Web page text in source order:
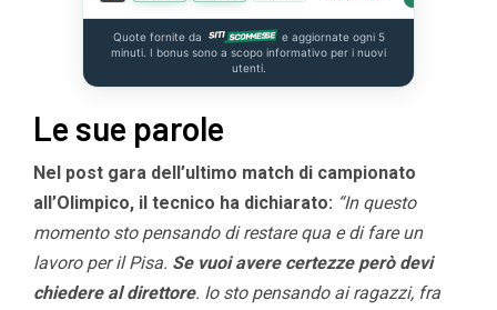
Quote fornite da
e aggiornate ogni 5
minuti. I bonus sono a scopo informativo per i nuovi
utenti.
Le sue parole
Nel post gara dell’ultimo match di campionato
all’Olimpico, il tecnico ha dichiarato: “In questo
momento sto pensando di restare qua e di fare un
lavoro per il Pisa. Se vuoi avere certezze però devi
chiedere al direttore. Io sto pensando ai ragazzi, fra